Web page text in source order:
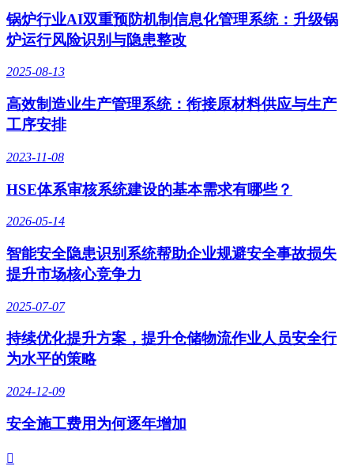
锅炉行业AI双重预防机制信息化管理系统：升级锅
炉运行风险识别与隐患整改
2025-08-13
高效制造业生产管理系统：衔接原材料供应与生产
工序安排
2023-11-08
HSE体系审核系统建设的基本需求有哪些？
2026-05-14
智能安全隐患识别系统帮助企业规避安全事故损失
提升市场核心竞争力
2025-07-07
持续优化提升方案，提升仓储物流作业人员安全行
为水平的策略
2024-12-09
安全施工费用为何逐年增加
